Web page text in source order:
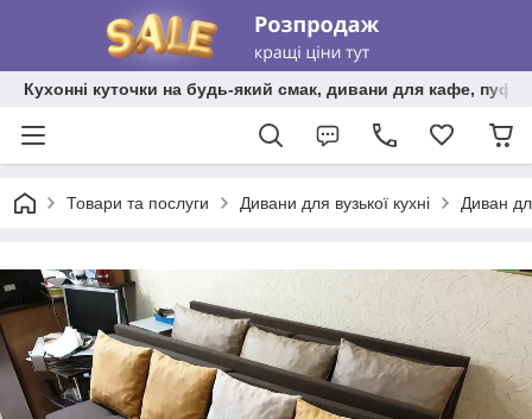
Кухонні куточки на будь-який смак, дивани для кафе,
Товари та послуги Дивани для вузької кухні Диван